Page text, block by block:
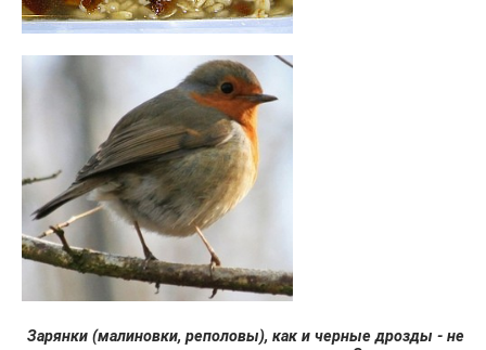
Зарянки (малиновки, реполовы), как и черные дрозды - не